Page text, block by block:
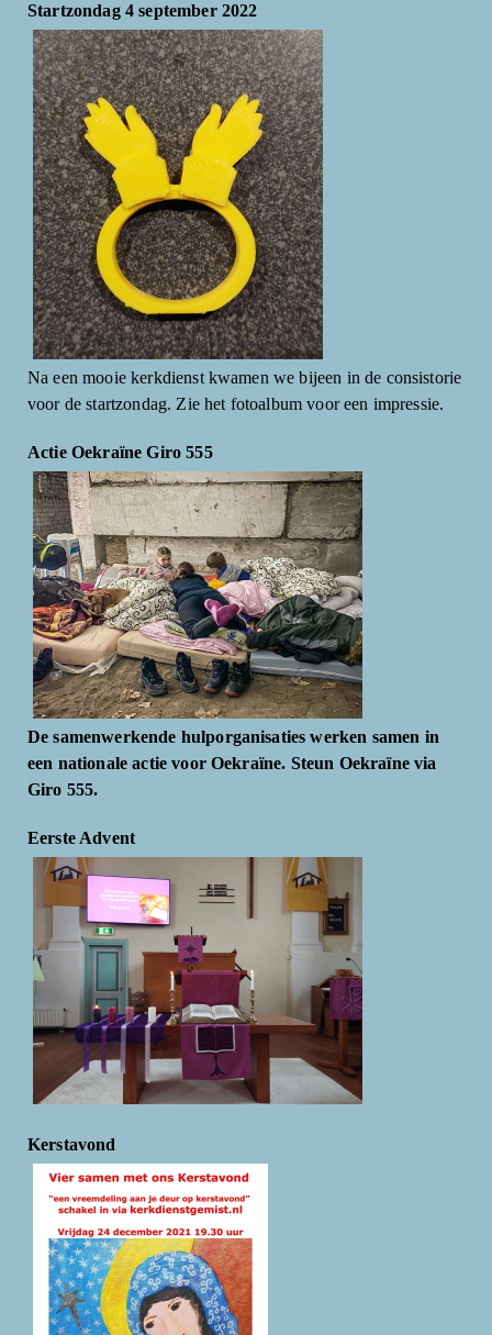
Startzondag 4 september 2022
Na een mooie kerkdienst kwamen we bijeen in de consistorie
voor de startzondag. Zie het fotoalbum voor een impressie.
Actie Oekraïne Giro 555
De samenwerkende hulporganisaties werken samen in
een nationale actie voor Oekraïne. Steun Oekraïne via
Giro 555.
Eerste Advent
Kerstavond